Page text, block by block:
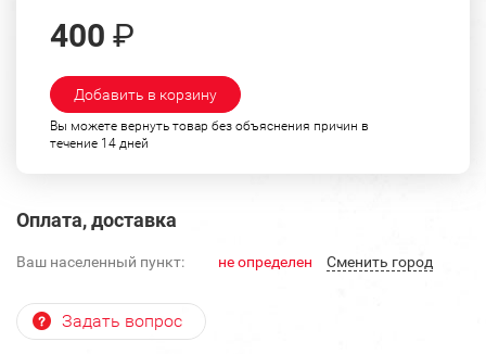
400 ₽
Добавить в корзину
Вы можете вернуть товар без объяснения причин в
течение 14 дней
Оплата, доставка
Ваш населенный пункт: не определен Cменить город
Задать вопрос